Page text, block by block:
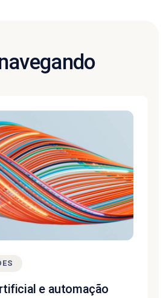
e automação